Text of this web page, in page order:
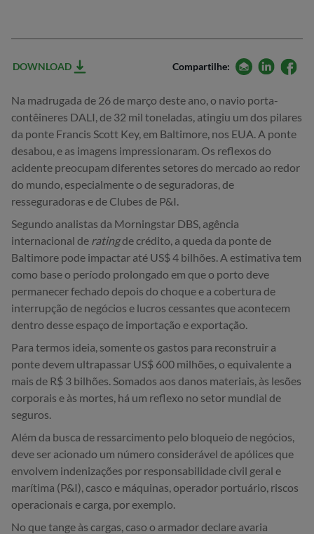
DOWNLOAD Compartilhe: emaillinkedin
Na madrugada de 26 de março deste ano, o navio porta-
contêineres DALI, de 32 mil toneladas, atingiu um dos pilares
da ponte Francis Scott Key, em Baltimore, nos EUA. A ponte
desabou, e as imagens impressionaram. Os reflexos do
acidente preocupam diferentes setores do mercado ao redor
do mundo, especialmente o de seguradoras, de
resseguradoras e de Clubes de P&I.
Segundo analistas da Morningstar DBS, agência
internacional de ratingde crédito, a queda da ponte de
Baltimore pode impactar até US$ 4 bilhões. A estimativa tem
como base o período prolongado em que o porto deve
permanecer fechado depois do choque e a cobertura de
interrupção de negócios e lucros cessantes que acontecem
dentro desse espaço de importação e exportação.
Para termos ideia, somente os gastos para reconstruir a
ponte devem ultrapassar US$ 600 milhões, o equivalente a
mais de R$ 3 bilhões. Somados aos danos materiais, às lesões
corporais e às mortes, há um reflexo no setor mundial de
seguros.
Além da busca de ressarcimento pelo bloqueio de negócios,
deve ser acionado um número considerável de apólices que
envolvem indenizações por responsabilidade civil geral e
marítima (P&I), casco e máquinas, operador portuário, riscos
operacionais e carga, por exemplo.
No que tange às cargas, caso o armador declare avaria